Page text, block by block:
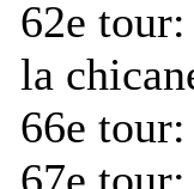
62e tour:
la
66e tour: